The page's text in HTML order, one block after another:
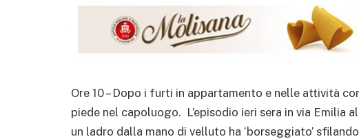
Ore 10 – Dopo i furti in appartamento e nelle attività
piede nel capoluogo. L’episodio ieri sera in via Emilia
un ladro dalla mano di velluto ha ‘borseggiato’